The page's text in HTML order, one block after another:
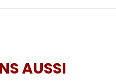
AUSSI